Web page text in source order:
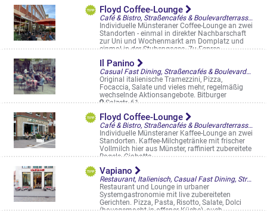
Floyd Coffee-Lounge
Café & Bistro, Straßencafés & Boulevardterrassen
Individuelle Münsteraner Coffee-Lounge an zwei
Standorten - einmal in direkter Nachbarschaft
zur Uni und Wochenmarkt am Domplatz und
einmal in der Stubengasse. Zu Espres ...
Domplatz 6-7
Il Panino
Casual Fast Dining, Straßencafés & Boulevardterrassen
Original italienische Tramezzini, Pizza,
Focaccia, Salate und vieles mehr, regelmäßig
wechselnde Aktionsangebote. Bitburger
Salzstr. 61
Floyd Coffee-Lounge
Café & Bistro, Straßencafés & Boulevardterrassen
Individuelle Münsteraner Kaffee-Lounge an zwei
Standorten. Kaffee-Milchgetränke mit frischer
Vollmilch hier aus Münster, raffiniert zubereitete
Bagels, Ciabatta, ...
Stubengasse 20
Vapiano
Restaurant, Italienisch, Casual Fast Dining, Straßencafés & Boulevardterrassen
Restaurant und Lounge in urbaner
Systemgastronomie mit live zubereiteten
Gerichten. Pizza, Pasta, Risotto, Salate, Dolci
(hausgemacht in offener Küche), auch